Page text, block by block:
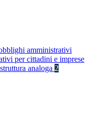
amministrativi
per cittadini e imprese
analoga 2